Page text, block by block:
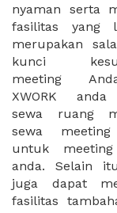
nyaman serta
fasilitas yang
merupakan
kunci
meeting
XWORK
sewa ruang
sewa
untuk
anda. Selain
juga dapat
fasilitas
dapat diatur
tempat duduk
ketersediaan
Ribuan ruang
dapat
berdasarkan
interior,
strategis,
sesuai dengan
meeting Anda,
disesuaikan